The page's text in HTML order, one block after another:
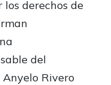
derechos de
del
Anyelo Rivero